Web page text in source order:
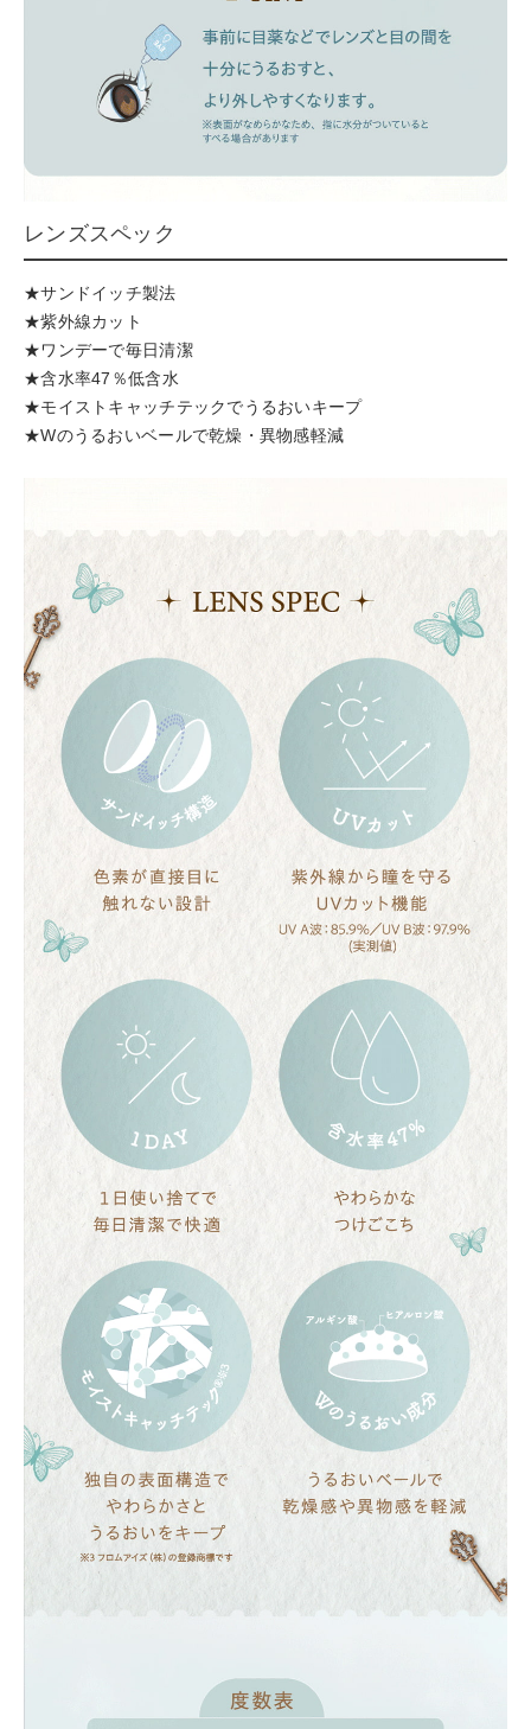
レンズスペック
★サンドイッチ製法
★紫外線カット
★ワンデーで毎日清潔
★含水率47％低含水
★モイストキャッチテックでうるおいキープ
★Wのうるおいベールで乾燥・異物感軽減